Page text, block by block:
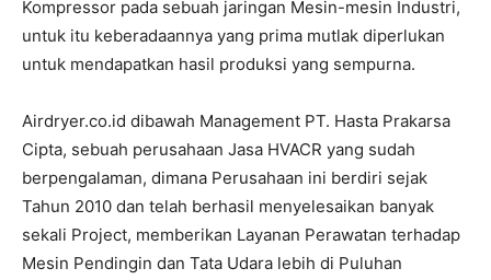
Kompressor pada sebuah jaringan Mesin-mesin Industri,
untuk itu keberadaannya yang prima mutlak diperlukan
untuk mendapatkan hasil produksi yang sempurna.
Airdryer.co.id dibawah Management PT. Hasta Prakarsa
Cipta, sebuah perusahaan Jasa HVACR yang sudah
berpengalaman, dimana Perusahaan ini berdiri sejak
Tahun 2010 dan telah berhasil menyelesaikan banyak
sekali Project, memberikan Layanan Perawatan terhadap
Mesin Pendingin dan Tata Udara lebih di Puluhan